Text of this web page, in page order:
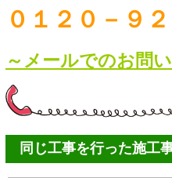
０１２０－９
～メールでのお問
同じ工事を行った施工